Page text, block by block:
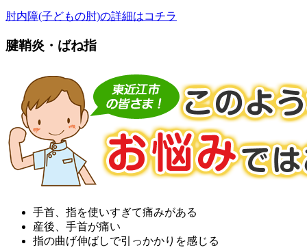
肘内障(子どもの肘)の詳細はコチラ
腱鞘炎・ばね指
手首、指を使いすぎて痛みがある
産後、手首が痛い
指の曲げ伸ばしで引っかかりを感じる